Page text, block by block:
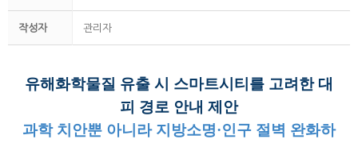
작성자 관리자
유해화학물질 유출 시 스마트시티를 고려한 대
피 경로 안내 제안
과학 치안뿐 아니라 지방소명·인구 절벽 완화하